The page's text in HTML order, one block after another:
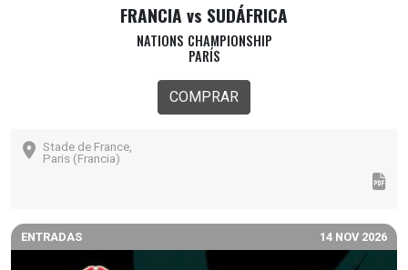
FRANCIA vs SUDÁFRICA
NATIONS CHAMPIONSHIP
PARÍS
COMPRAR
Stade de France,
Paris (Francia)
ENTRADAS 14 NOV 2026